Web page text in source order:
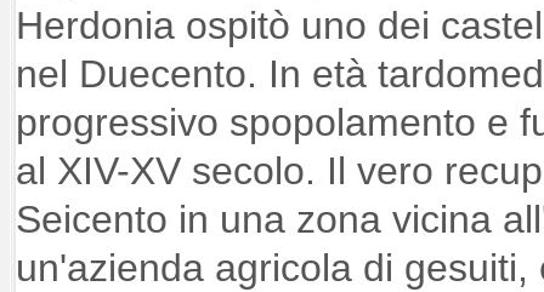
Herdonia ospitò uno dei
nel Duecento. In età
progressivo spopolamento e
al XIV-XV secolo. Il vero
Seicento in una zona vicina
un'azienda agricola di